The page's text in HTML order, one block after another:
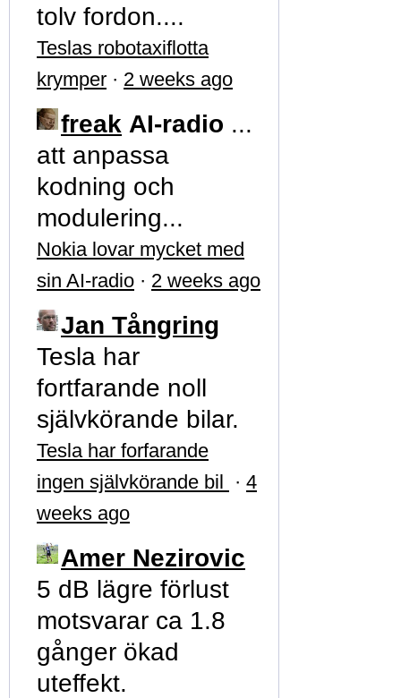
tolv fordon....
Teslas robotaxiflotta
krymper · 2 weeks ago
freak AI-radio ...
att anpassa
kodning och
modulering...
Nokia lovar mycket med
sin AI-radio · 2 weeks ago
Jan Tångring
Tesla har
fortfarande noll
självkörande bilar.
Tesla har forfarande
ingen självkörande bil · 4
weeks ago
Amer Nezirovic
5 dB lägre förlust
motsvarar ca 1.8
gånger ökad
uteffekt.